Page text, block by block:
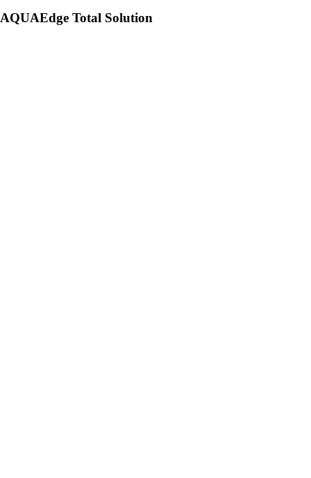
AQUAEdge Total Solution